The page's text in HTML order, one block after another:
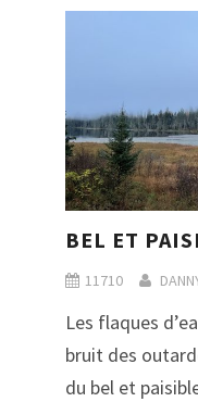
BEL ET
11710
Les flaques
bruit des
du bel et